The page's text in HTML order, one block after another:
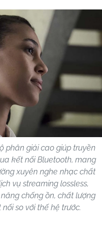
phân giải cao giúp truyền
kết nối Bluetooth, mang
xuyên nghe nhạc chất
vụ streaming lossless,
chống ồn, chất lượng
so với thế hệ trước.